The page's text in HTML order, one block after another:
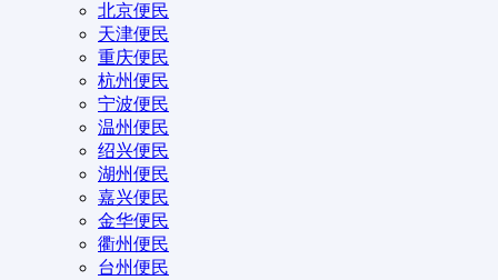
北京便民
天津便民
重庆便民
杭州便民
宁波便民
温州便民
绍兴便民
湖州便民
嘉兴便民
金华便民
衢州便民
台州便民